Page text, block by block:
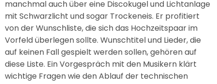
manchmal auch über eine Discokugel und Lichtanlage
mit Schwarzlicht und sogar Trockeneis. Er profitiert
von der Wunschliste, die sich das Hochzeitspaar im
Vorfeld überlegen sollte. Wunschtitel und Lieder, die
auf keinen Fall gespielt werden sollen, gehören auf
diese Liste. Ein Vorgespräch mit den Musikern klärt
wichtige Fragen wie den Ablauf der technischen